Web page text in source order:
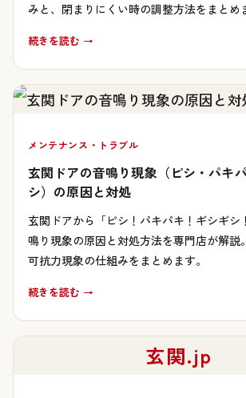
みと、閉まりにくい時の調整方法をまとめ
続きを読む →
メンテナンス・トラブル
玄関ドアの音鳴り現象（ピシ・パキ
シ）の原因と対処
玄関ドアから「ピシ！パキパキ！ギシギシ
鳴り現象の原因と対処方法を専門店が解説
可抗力現象の仕組みをまとめます。
続きを読む →
玄関.jp